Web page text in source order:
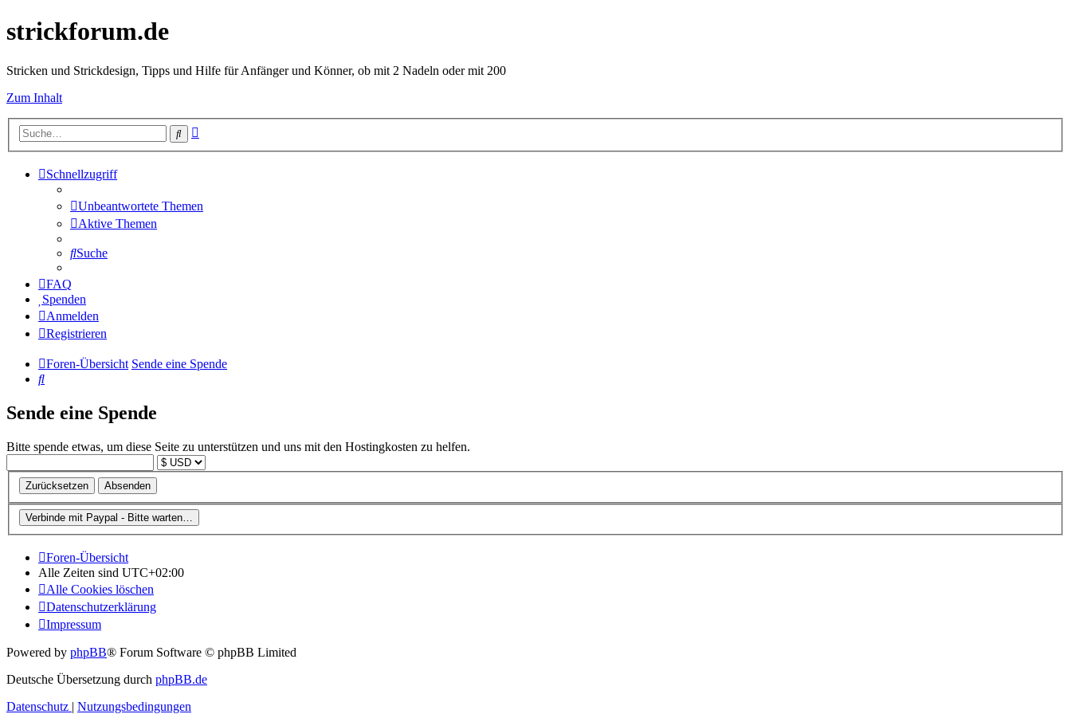
strickforum.de
Stricken und Strickdesign, Tipps und Hilfe für Anfänger und Könner, ob mit 2 Nadeln oder mit 200
Zum Inhalt
Suche
Schnellzugriff
Unbeantwortete Themen
Aktive Themen
Suche
FAQ
Spenden
Anmelden
Registrieren
Foren-Übersicht Sende eine Spende
Suche
Sende eine Spende
Bitte spende etwas, um diese Seite zu unterstützen und uns mit den Hostingkosten zu helfen.
Foren-Übersicht
Alle Zeiten sind UTC+02:00
Alle Cookies löschen
Datenschutzerklärung
Impressum
Powered by phpBB® Forum Software © phpBB Limited
Deutsche Übersetzung durch phpBB.de
Datenschutz
Nutzungsbedingungen